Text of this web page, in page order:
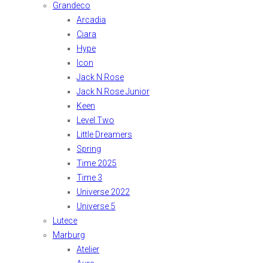
Grandeco
Arcadia
Ciara
Hype
Icon
Jack N Rose
Jack N Rose Junior
Keen
Level Two
Little Dreamers
Spring
Time 2025
Time 3
Universe 2022
Universe 5
Lutece
Marburg
Atelier